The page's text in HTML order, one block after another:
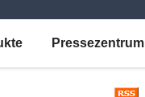
Pressezentrum